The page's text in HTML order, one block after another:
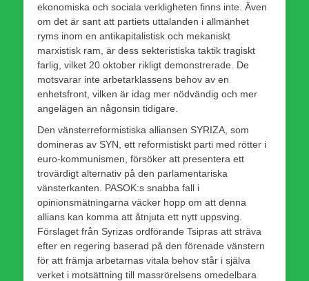
ekonomiska och sociala verkligheten finns inte. Även
om det är sant att partiets uttalanden i allmänhet
ryms inom en antikapitalistisk och mekaniskt
marxistisk ram, är dess sekteristiska taktik tragiskt
farlig, vilket 20 oktober rikligt demonstrerade. De
motsvarar inte arbetarklassens behov av en
enhetsfront, vilken är idag mer nödvändig och mer
angelägen än någonsin tidigare.
Den vänsterreformistiska alliansen SYRIZA, som
domineras av SYN, ett reformistiskt parti med rötter i
euro-kommunismen, försöker att presentera ett
trovärdigt alternativ på den parlamentariska
vänsterkanten. PASOK:s snabba fall i
opinionsmätningarna väcker hopp om att denna
allians kan komma att åtnjuta ett nytt uppsving.
Förslaget från Syrizas ordförande Tsipras att sträva
efter en regering baserad på den förenade vänstern
för att främja arbetarnas vitala behov står i själva
verket i motsättning till massrörelsens omedelbara